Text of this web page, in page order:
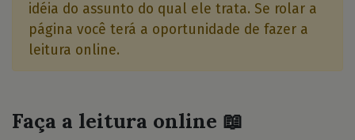
idéia do assunto do qual ele trata. Se rolar a
página você terá a oportunidade de fazer a
leitura online.
Faça a leitura online 📖